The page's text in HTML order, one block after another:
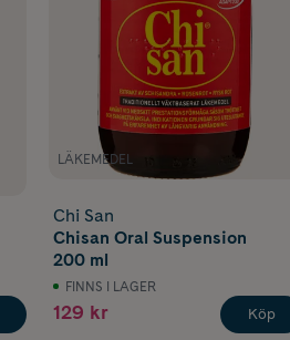
LÄKEMEDEL
Chi San
Chisan Oral Suspension
200 ml
FINNS I LAGER
129 kr Köp